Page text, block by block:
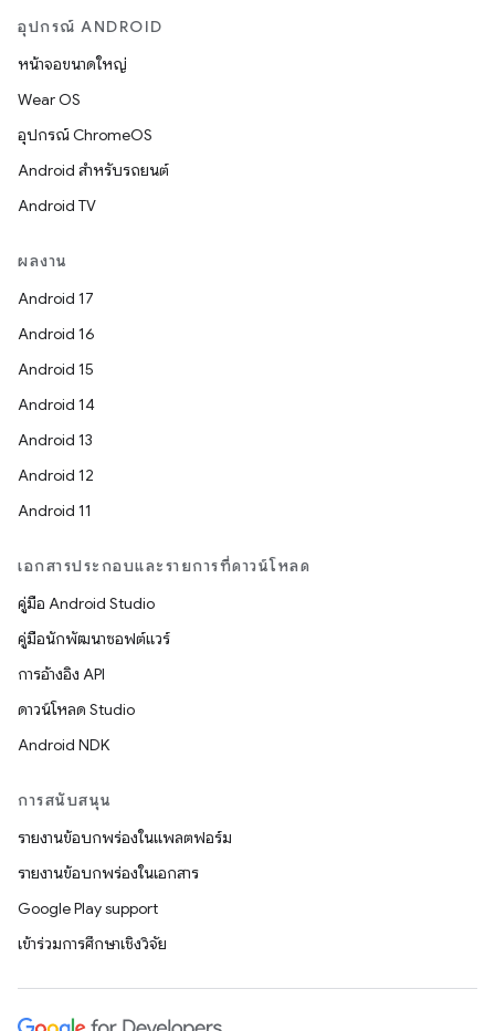
อุปกรณ์ ANDROID
หน้าจอขนาดใหญ่
Wear OS
อุปกรณ์ ChromeOS
Android สำหรับรถยนต์
Android TV
ผลงาน
Android 17
Android 16
Android 15
Android 14
Android 13
Android 12
Android 11
เอกสารประกอบและรายการที่ดาวน์โหลด
คู่มือ Android Studio
คู่มือนักพัฒนาซอฟต์แวร์
การอ้างอิง API
ดาวน์โหลด Studio
Android NDK
การสนับสนุน
รายงานข้อบกพร่องในแพลตฟอร์ม
รายงานข้อบกพร่องในเอกสาร
Google Play support
เข้าร่วมการศึกษาเชิงวิจัย